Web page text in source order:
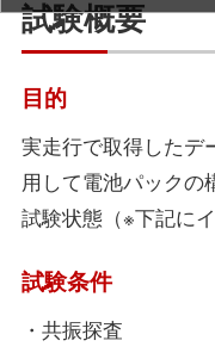
試験概要
目的
実走行で取得したデ
用して電池パックの
試験状態（※下記に
試験条件
・共振探査